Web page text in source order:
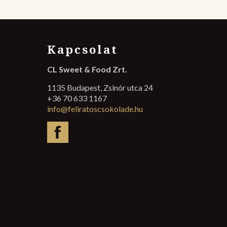
Kapcsolat
CL Sweet & Food Zrt.
1135 Budapest, Zsinór utca 24
+36 70 633 1167
info@feliratoscsokolade.hu